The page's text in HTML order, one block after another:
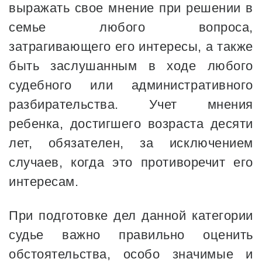
выражать свое мнение при решении в
семье любого вопроса,
затрагивающего его интересы, а также
быть заслушанным в ходе любого
судебного или административного
разбирательства. Учет мнения
ребенка, достигшего возраста десяти
лет, обязателен, за исключением
случаев, когда это противоречит его
интересам.
При подготовке дел данной категории
судье важно правильно оценить
обстоятельства, особо значимые и